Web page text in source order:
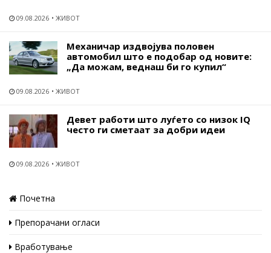
09.08.2026 ЖИВОТ
Механичар издвојува половен
автомобил што е подобар од новите:
„Да можам, веднаш би го купил“
09.08.2026 ЖИВОТ
Девет работи што луѓето со низок IQ
често ги сметаат за добри идеи
09.08.2026 ЖИВОТ
Почетна
Препорачани огласи
Вработување